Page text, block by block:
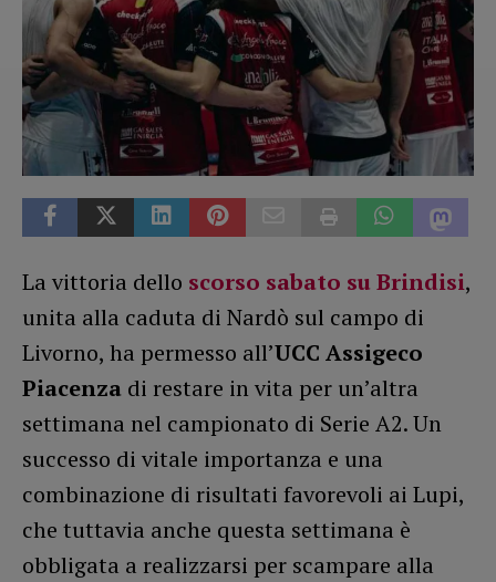
La vittoria dello scorso sabato su Brindisi,
unita alla caduta di Nardò sul campo di
Livorno, ha permesso all’UCC Assigeco
Piacenza di restare in vita per un’altra
settimana nel campionato di Serie A2. Un
successo di vitale importanza e una
combinazione di risultati favorevoli ai Lupi,
che tuttavia anche questa settimana è
obbligata a realizzarsi per scampare alla